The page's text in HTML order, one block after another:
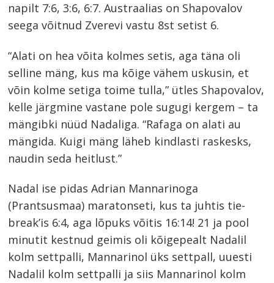
napilt 7:6, 3:6, 6:7. Austraalias on Shapovalov
seega võitnud Zverevi vastu 8st setist 6.
“Alati on hea võita kolmes setis, aga täna oli
selline mäng, kus ma kõige vähem uskusin, et
võin kolme setiga toime tulla,” ütles Shapovalov,
kelle järgmine vastane pole sugugi kergem – ta
mängibki nüüd Nadaliga. “Rafaga on alati au
mängida. Kuigi mäng läheb kindlasti raskesks,
naudin seda heitlust.”
Nadal ise pidas Adrian Mannarinoga
(Prantsusmaa) maratonseti, kus ta juhtis tie-
break’is 6:4, aga lõpuks võitis 16:14! 21 ja pool
minutit kestnud geimis oli kõigepealt Nadalil
kolm settpalli, Mannarinol üks settpall, uuesti
Nadalil kolm settpalli ja siis Mannarinol kolm